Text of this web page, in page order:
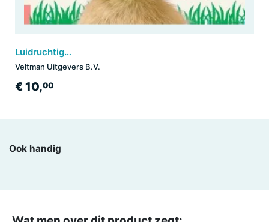
Luidruchtige dieren
Veltman Uitgevers B.V.
€ 10,00
Ook handig